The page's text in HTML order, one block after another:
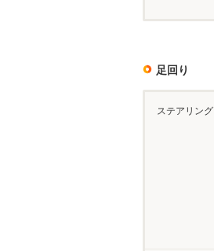
足回り
ステアリング